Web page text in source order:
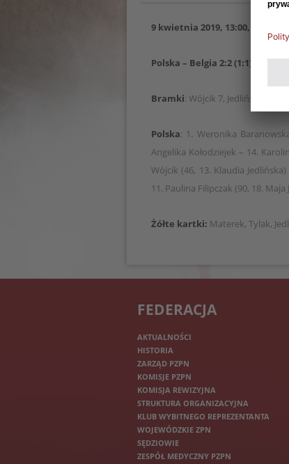
9 kwietnia 2019, 13:00, Tubize
Polska – Belgia 2:2 (1:1)
Bramki: Wójcik 7, Jedlińska 65 –
Polska: 1. Weronika
Angelika Kołodziejek – 14.
Wójcik (46, 13. Klaudia
11. Paulina Filipczak (90, 18. Maja
Żółte kartki: Materek, Tylak,
FEDERACJA
AKTUALNOŚCI
HISTORIA
ZARZĄD PZPN
KOMISJE PZPN
KOMISJA REWIZYJNA
STRUKTURA ORGANIZACYJNA
KLUB WYBITNEGO REPREZENTANTA
WOJEWÓDZKIE ZPN
SĘDZIOWIE
ZESPÓŁ MEDYCZNY PZPN